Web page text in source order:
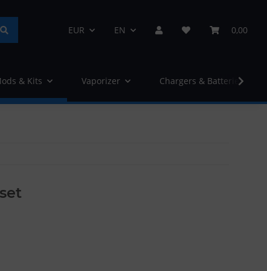
EUR EN 0,00
& Kits Vaporizer Chargers & Batteries